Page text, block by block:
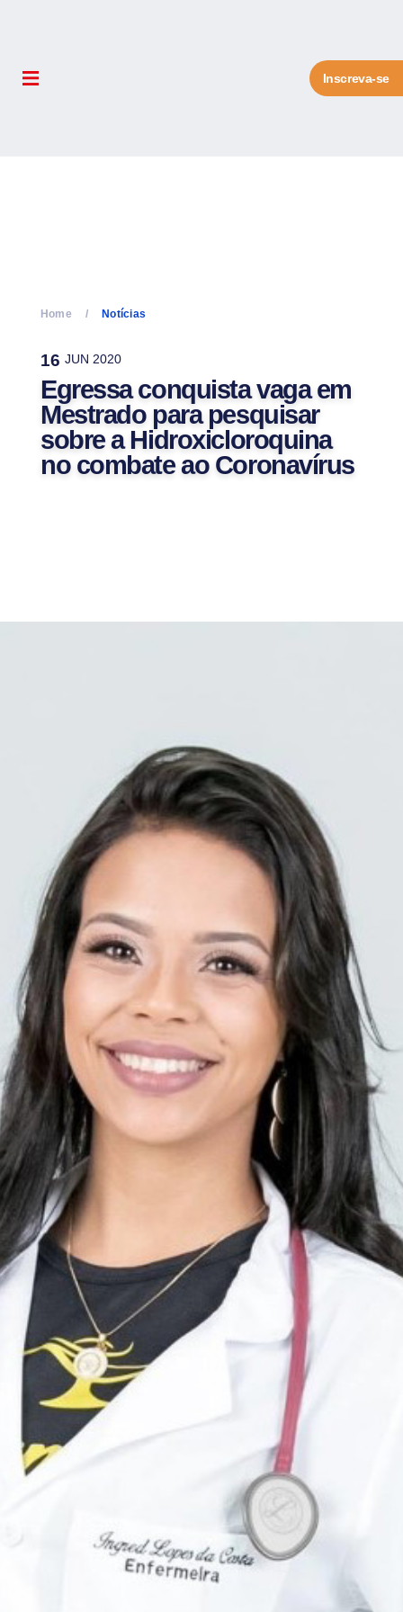
Inscreva-se
Home Notícias
16 JUN 2020
Egressa conquista vaga em
Mestrado para pesquisar
sobre a Hidroxicloroquina
no combate ao Coronavírus